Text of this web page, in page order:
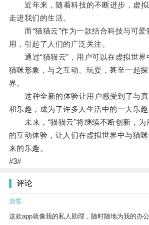
近年来，随着科技的不断进步，虚拟
走进我们的生活。
而“猫猫云”作为一款结合科技与可爱
用，引起了人们的广泛关注。
通过“猫猫云”，用户可以在虚拟世界
猫咪形象，与之互动、玩耍，甚至一起
界。
这种全新的体验让用户感受到了与真
和乐趣，成为了许多人生活中的一大乐趣
未来，“猫猫云”将继续不断创新，为
的互动体验，让人们在虚拟世界中与猫
来的乐趣。
#3#
评论
游客
这款app就像我的私人助理，随时随地为我的办公